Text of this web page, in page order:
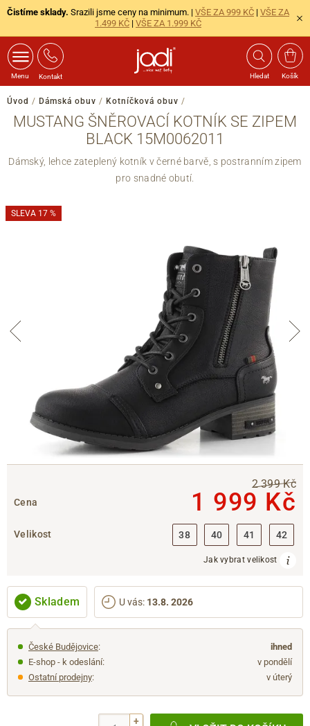
Čistíme sklady. Srazili jsme ceny na minimum. | VŠE ZA 999 KČ | VŠE ZA
1.499 KČ | VŠE ZA 1.999 KČ
Menu Kontakt Hledat Košík
Úvod / Dámská obuv / Kotníčková obuv /
MUSTANG ŠNĚROVACÍ KOTNÍK SE ZIPEM
BLACK 15M0062011
Dámský, lehce zateplený kotník v černé barvě, s postranním zipem
pro snadné obutí.
SLEVA 17 %
Cena
2 399 Kč
1 999 Kč
Velikost 38 40 41 42
Jak vybrat velikost
Skladem U vás: 13.8. 2026
České Budějovice:
ihned
E-shop - k odeslání:
v pondělí
Ostatní prodejny: v úterý
+